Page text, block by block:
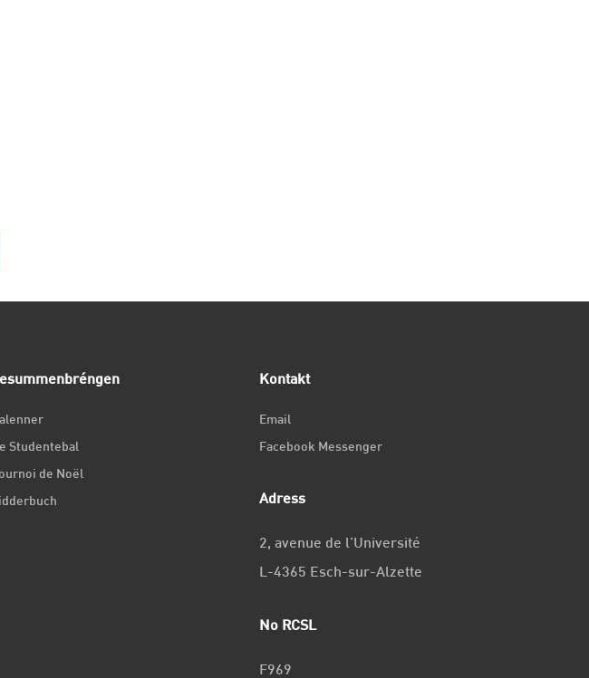
Studentebal
de Noël
Kontakt
Email
Facebook Messenger
Adress
2, avenue de l’Université
L-4365 Esch-sur-Alzette
No RCSL
F969